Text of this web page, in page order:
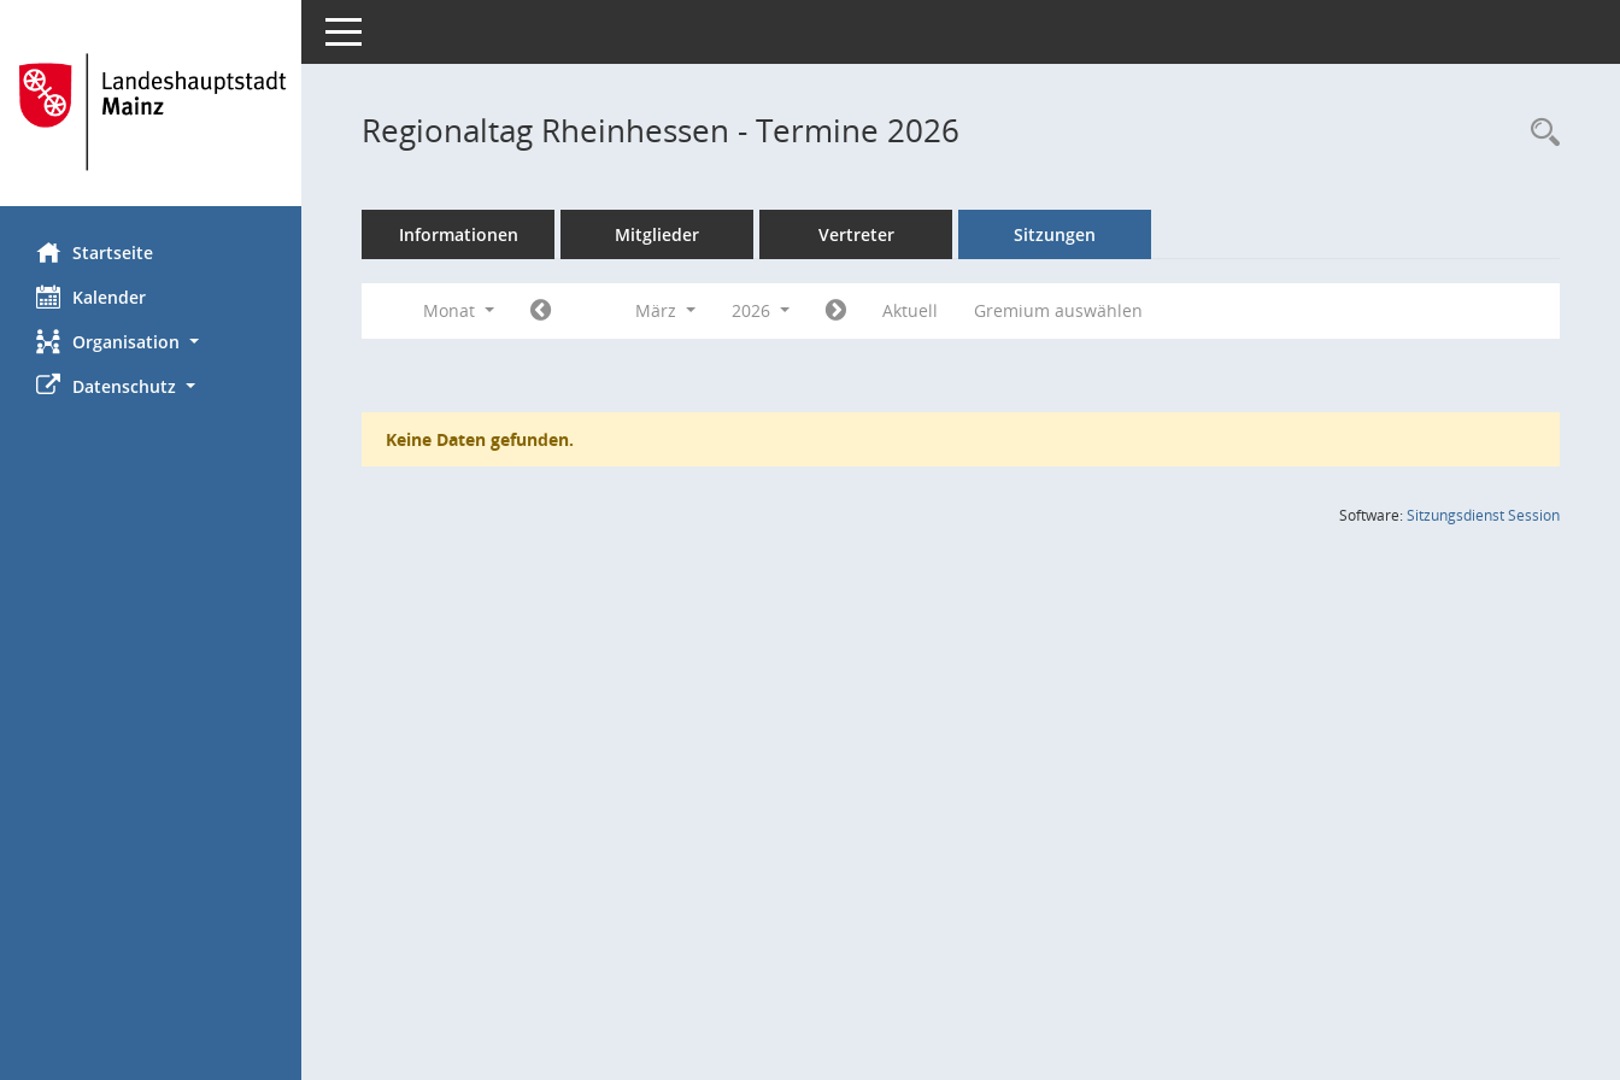
Startseite
Kalender
Organisation
Datenschutz
Toggle navigation
Regionaltag Rheinhessen - Termine 2026
Informationen Mitglieder Vertreter Sitzungen
Monat März 2026 Aktuell Gremium auswählen
Keine Daten gefunden.
Software:SitzungsdienstSession(Wird in